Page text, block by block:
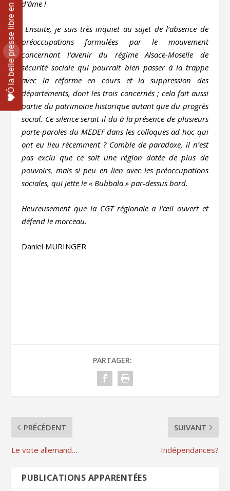
d’âme !
Ensuite, je suis très inquiet au sujet de l’absence de
préoccupations formulées par le mouvement
concernant l’avenir du régime Alsace-Moselle de
sécurité sociale qui pourrait bien passer à la trappe
avec la réforme en cours et la suppression des
départements, dont les trois concernés ; cela fait aussi
partie du patrimoine historique autant que du progrès
social. Ce silence serait-il du à la présence de plusieurs
porte-paroles du MEDEF dans les colloques ad hoc qui
ont eu lieu récemment ? Comble de paradoxe, il n’est
pas exclu que ce soit une région dotée de plus de
pouvoirs, mais si peu en lien avec les préoccupations
sociales, qui jette le « Bubbala » par-dessus bord.
Heureusement que la CGT régionale a l’œil ouvert et
défend le morceau.
Daniel MURINGER
PARTAGER:
PRÉCÉDENT
Le vote allemand…
SUIVANT
Indépendances?
PUBLICATIONS APPARENTÉES